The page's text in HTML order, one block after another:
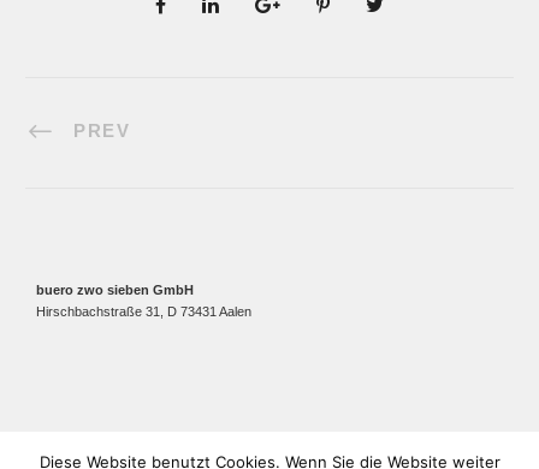
PREV
buero zwo sieben GmbH
Hirschbachstraße 31, D 73431 Aalen
Diese Website benutzt Cookies. Wenn Sie die Website weiter